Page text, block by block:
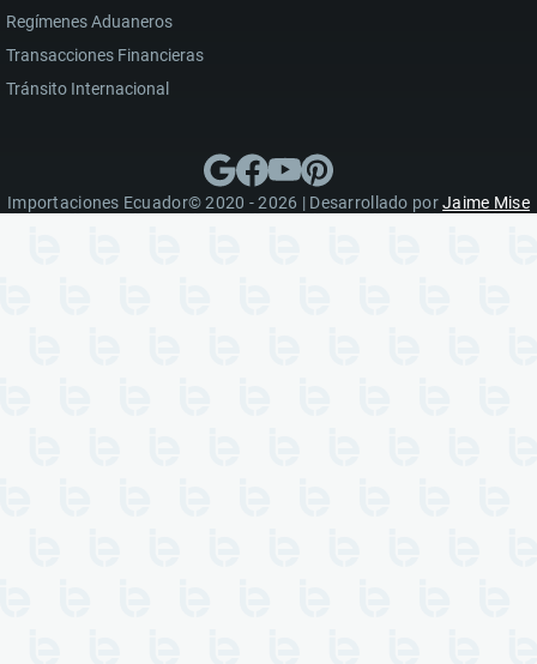
Regímenes Aduaneros
Transacciones Financieras
Tránsito Internacional
Importaciones Ecuador© 2020 - 2026 | Desarrollado porJaime Mise